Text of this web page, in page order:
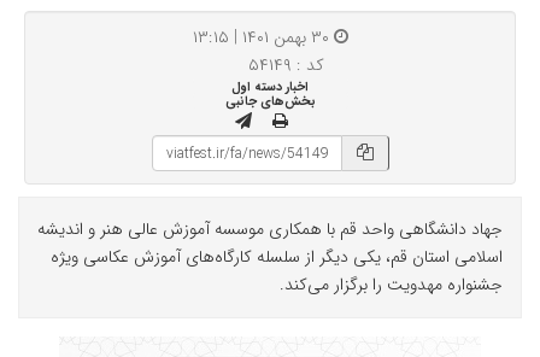
کد : ۵۴۱۴۹
اخبار دسته اول
بخش‌های جانبی
جهاد دانشگاهی واحد قم با همکاری موسسه آموزش عالی هنر و اندیشه
اسلامی استان قم، یکی دیگر از سلسله کارگاه‌های آموزش عکاسی ویژه
جشنواره مهدویت را برگزار می‌کند.